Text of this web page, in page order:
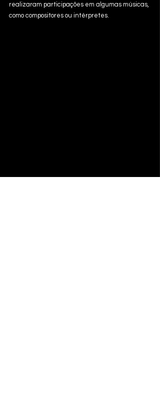
realizaram participações em algumas músicas,
como compositores ou intérpretes.